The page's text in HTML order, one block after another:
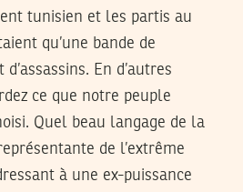
tunisien et les partis au
qu’une bande de
En d’autres
ce que notre peuple
Quel beau langage de la
de l’extrême
à une ex-puissance